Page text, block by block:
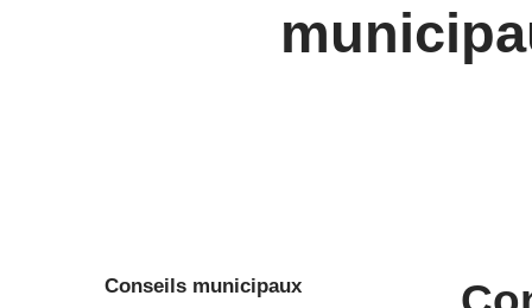
Conseils municipaux